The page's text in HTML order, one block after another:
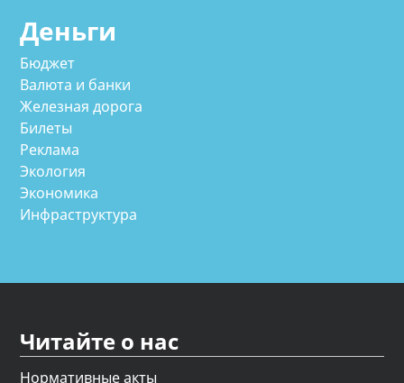
Деньги
Бюджет
Валюта и банки
Железная дорога
Билеты
Реклама
Экология
Экономика
Инфраструктура
Читайте о нас
Нормативные акты